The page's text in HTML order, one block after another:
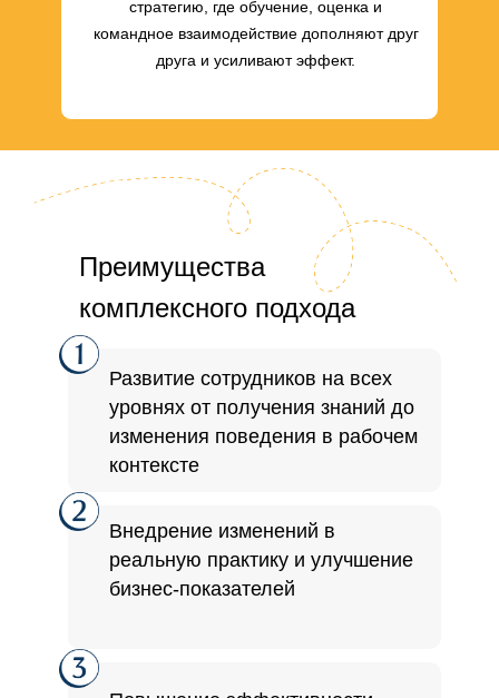
стратегию, где обучение, оценка и
командное взаимодействие дополняют друг
друга и усиливают эффект.
Преимущества
комплексного подхода
Развитие сотрудников на всех
уровнях от получения знаний до
изменения поведения в рабочем
контексте
Внедрение изменений в
реальную практику и улучшение
бизнес-показателей